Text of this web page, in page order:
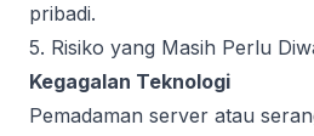
pribadi.
5. Risiko yang Masih Perlu
Kegagalan Teknologi
Pemadaman server atau